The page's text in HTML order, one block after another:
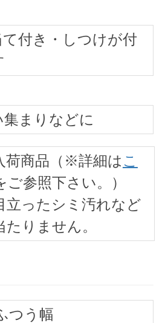
付き・しつけが付
まりなどに
荷商品（※詳細は こ
ご参照下さい。）
立ったシミ汚れなど
たりません。
つう幅